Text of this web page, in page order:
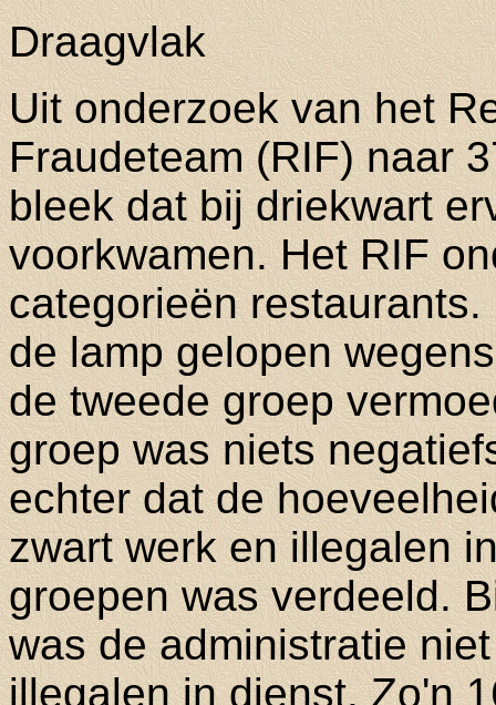
Draagvlak
Uit onderzoek van het
Fraudeteam (RIF) naar
bleek dat bij driekwart
voorkwamen. Het RIF
categorieën
de lamp gelopen
de tweede groep
groep was niets
echter dat de
zwart werk en illegalen
groepen was verdeeld.
was de administratie
illegalen in dienst. Zo'n